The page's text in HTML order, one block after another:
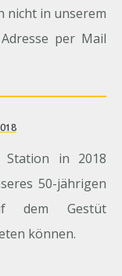
nicht in unserem
per Mail
Station in 2018
50-jährigen
dem Gestüt
können.